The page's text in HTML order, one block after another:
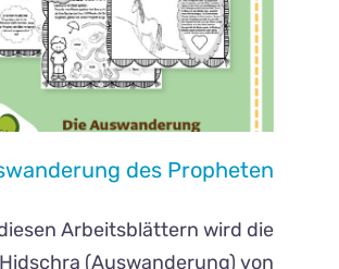
des Propheten
Arbeitsblättern wird die
Hidschra (Auswanderung) von